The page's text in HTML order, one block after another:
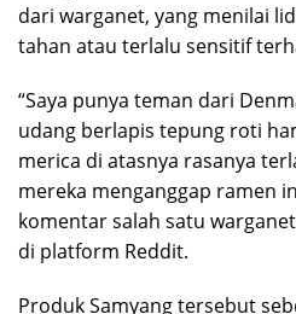
dari warganet, yang menilai
tahan atau terlalu sensitif
“Saya punya teman dari
udang berlapis tepung roti
merica di atasnya rasanya
mereka menganggap ramen
komentar salah satu
di platform Reddit.
Produk Samyang tersebut